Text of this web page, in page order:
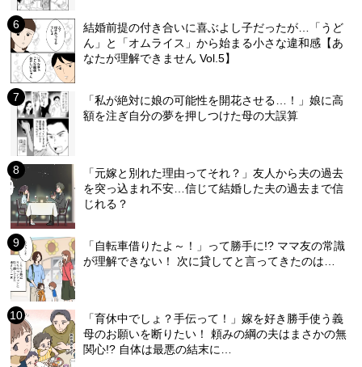
結婚前提の付き合いに喜ぶよし子だったが…「うど
ん」と「オムライス」から始まる小さな違和感【あ
なたが理解できません Vol.5】
「私が絶対に娘の可能性を開花させる…！」娘に高
額を注ぎ自分の夢を押しつけた母の大誤算
「元嫁と別れた理由ってそれ？」友人から夫の過去
を突っ込まれ不安…信じて結婚した夫の過去まで信
じれる？
「自転車借りたよ～！」って勝手に!? ママ友の常識
が理解できない！ 次に貸してと言ってきたのは…
「育休中でしょ？手伝って！」嫁を好き勝手使う義
母のお願いを断りたい！ 頼みの綱の夫はまさかの無
関心!? 自体は最悪の結末に…